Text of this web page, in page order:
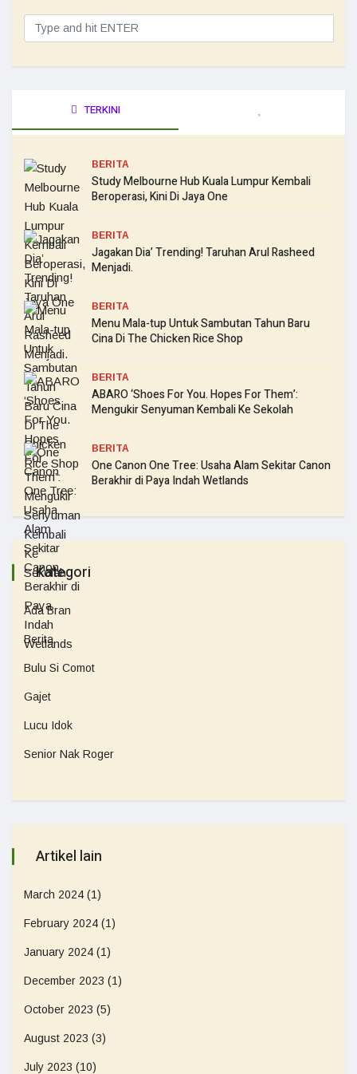
TERKINI
BERITA
Study Melbourne Hub Kuala Lumpur Kembali
Beroperasi, Kini Di Jaya One
BERITA
Jagakan Dia’ Trending! Taruhan Arul Rasheed
Menjadi.
BERITA
Menu Mala-tup Untuk Sambutan Tahun Baru
Cina Di The Chicken Rice Shop
BERITA
ABARO ‘Shoes For You. Hopes For Them’:
Mengukir Senyuman Kembali Ke Sekolah
BERITA
One Canon One Tree: Usaha Alam Sekitar Canon
Berakhir di Paya Indah Wetlands
Kategori
Ada Bran
Berita
Bulu Si Comot
Gajet
Lucu Idok
Senior Nak Roger
Artikel lain
March 2024 (1)
February 2024 (1)
January 2024 (1)
December 2023 (1)
October 2023 (5)
August 2023 (3)
July 2023 (10)